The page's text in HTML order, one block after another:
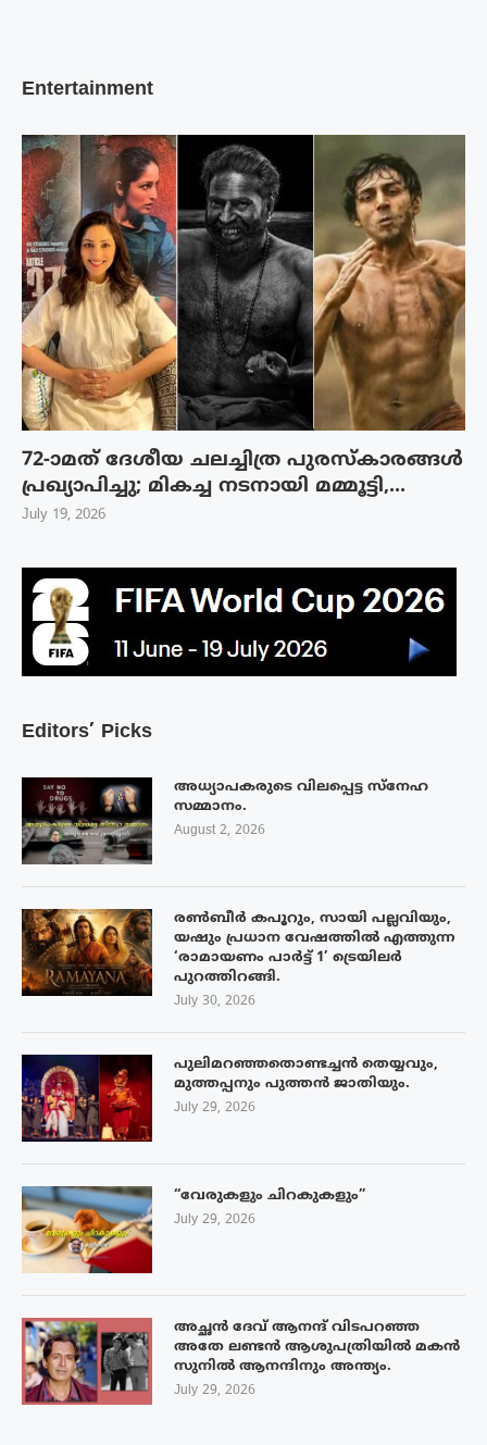
Editors’ Picks
അധ്യാപകരുടെ വിലപ്പെട്ട സ്നേഹ
സമ്മാനം.
August 2, 2026
രൺബീർ കപൂറും, സായി പല്ലവിയും,
യഷും പ്രധാന വേഷത്തിൽ എത്തുന്ന
‘രാമായണം പാർട്ട് 1’ ട്രെയിലർ
പുറത്തിറങ്ങി.
July 30, 2026
പുലിമറഞ്ഞതൊണ്ടച്ചൻ തെയ്യവും,
മുത്തപ്പനും പുത്തൻ ജാതിയും.
July 29, 2026
“വേരുകളും ചിറകുകളും”
July 29, 2026
അച്ഛൻ ദേവ് ആനന്ദ് വിടപറഞ്ഞ
അതേ ലണ്ടൻ ആശുപത്രിയിൽ മകൻ
സുനിൽ ആനന്ദിനും അന്ത്യം.
July 29, 2026
Entertainment
72-ാമത് ദേശീയ ചലച്ചിത്ര പുരസ്‌കാരങ്ങള്‍
പ്രഖ്യാപിച്ചു; മികച്ച നടനായി മമ്മൂട്ടി,...
July 19, 2026